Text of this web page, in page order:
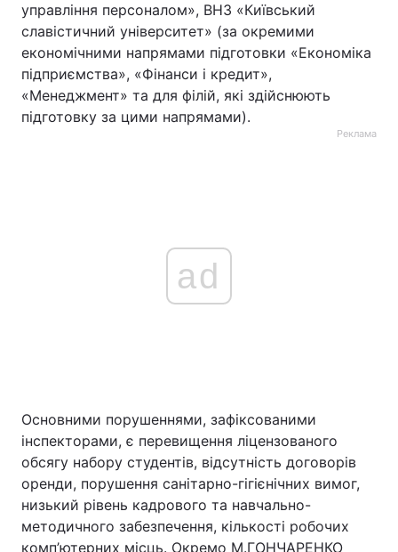
управління персоналом», ВНЗ «Київський
славістичний університет» (за окремими
економічними напрямами підготовки «Економіка
підприємства», «Фінанси і кредит»,
«Менеджмент» та для філій, які здійснюють
підготовку за цими напрямами).
Реклама
ad
Основними порушеннями, зафіксованими
інспекторами, є перевищення ліцензованого
обсягу набору студентів, відсутність договорів
оренди, порушення санітарно-гігієнічних вимог,
низький рівень кадрового та навчально-
методичного забезпечення, кількості робочих
комп’ютерних місць. Окремо М.ГОНЧАРЕНКО